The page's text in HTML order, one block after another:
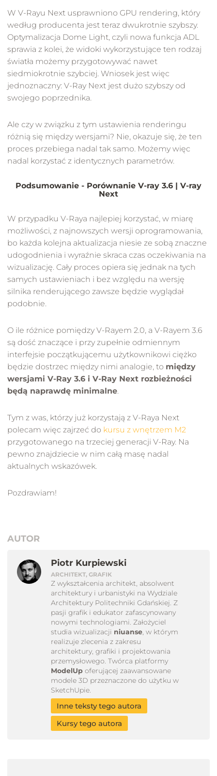
W V-Rayu Next usprawniono GPU rendering, który
według producenta jest teraz dwukrotnie szybszy.
Optymalizacja Dome Light, czyli nowa funkcja ADL
sprawia z kolei, że widoki wykorzystujące ten rodzaj
światła możemy przygotowywać nawet
siedmiokrotnie szybciej. Wniosek jest więc
jednoznaczny: V-Ray Next jest dużo szybszy od
swojego poprzednika.
Ale czy w związku z tym ustawienia renderingu
różnią się między wersjami? Nie, okazuje się, że ten
proces przebiega nadal tak samo. Możemy więc
nadal korzystać z identycznych parametrów.
Podsumowanie - Porównanie V-ray 3.6 | V-ray
Next
W przypadku V-Raya najlepiej korzystać, w miarę
możliwości, z najnowszych wersji oprogramowania,
bo każda kolejna aktualizacja niesie ze sobą znaczne
udogodnienia i wyraźnie skraca czas oczekiwania na
wizualizację. Cały proces opiera się jednak na tych
samych ustawieniach i bez względu na wersję
silnika renderującego zawsze będzie wyglądał
podobnie.
O ile różnice pomiędzy V-Rayem 2.0, a V-Rayem 3.6
są dość znaczące i przy zupełnie odmiennym
interfejsie początkującemu użytkownikowi ciężko
będzie dostrzec między nimi analogie, to między
wersjami V-Ray 3.6 i V-Ray Next rozbieżności
będą naprawdę minimalne.
Tym z was, którzy już korzystają z V-Raya Next
polecam więc zajrzeć do kursu z wnętrzem M2
przygotowanego na trzeciej generacji V-Ray. Na
pewno znajdziecie w nim całą masę nadal
aktualnych wskazówek.
Pozdrawiam!
AUTOR
Piotr Kurpiewski
ARCHITEKT, GRAFIK
Z wykształcenia architekt, absolwent
architektury i urbanistyki na Wydziale
Architektury Politechniki Gdańskiej. Z
pasji grafik i edukator zafascynowany
nowymi technologiami. Założyciel
studia wizualizacji niuanse, w którym
realizuje zlecenia z zakresu
architektury, grafiki i projektowania
przemysłowego. Twórca platformy
ModelUp oferującej zaawansowane
modele 3D przeznaczone do użytku w
SketchUpie.
Inne teksty tego autora
Kursy tego autora